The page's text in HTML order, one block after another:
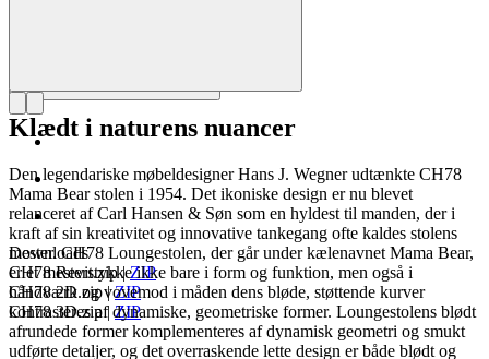
Downloads
CH78 Revit.zip|ZIP
CH78 2D.zip|ZIP
CH78 3D.zip|ZIP
Klædt i naturens nuancer
Den legendariske møbeldesigner Hans J. Wegner udtænkte CH78
Mama Bear stolen i 1954. Det ikoniske design er nu blevet
relanceret af Carl Hansen & Søn som en hyldest til manden, der i
kraft af sin kreativitet og innovative tankegang ofte kaldes stolens
mester. CH78 Loungestolen, der går under kælenavnet Mama Bear,
er et mesterstykke ikke bare i form og funktion, men også i
håndværk og vovemod i måden dens bløde, støttende kurver
kontrasteres af dynamiske, geometriske former. Loungestolens blødt
afrundede former komplementeres af dynamisk geometri og smukt
udførte detaljer, og det overraskende lette design er både blødt og